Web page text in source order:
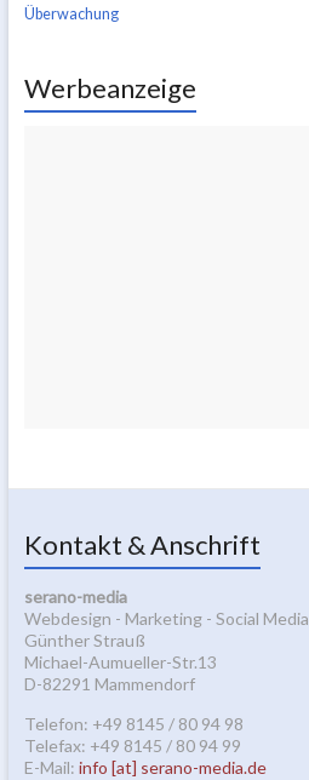
Überwachung
Werbeanzeige
Kontakt & Anschrift
serano-media
Webdesign - Marketing - Social Media
Günther Strauß
Michael-Aumueller-Str.13
D-82291 Mammendorf
Telefon: +49 8145 / 80 94 98
Telefax: +49 8145 / 80 94 99
E-Mail: info [at] serano-media.de